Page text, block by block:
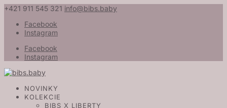
+421 911 545 321 info@bibs.baby
Facebook
Instagram
Facebook
Instagram
NOVINKY
KOLEKCIE
BIBS X LIBERTY